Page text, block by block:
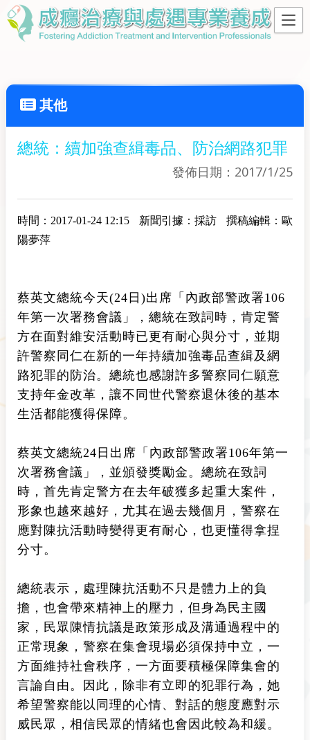
其他
總統：續加強查緝毒品、防治網路犯罪
發佈日期：2017/1/25
時間：2017-01-24 12:15 新聞引據：採訪
撰稿編輯：歐
陽夢萍
蔡英文總統今天(24日)出席「內政部警政署106
年第一次署務會議」，總統在致詞時，肯定警
方在面對維安活動時已更有耐心與分寸，並期
許警察同仁在新的一年持續加強毒品查緝及網
路犯罪的防治。總統也感謝許多警察同仁願意
支持年金改革，讓不同世代警察退休後的基本
生活都能獲得保障。
蔡英文總統24日出席「內政部警政署106年第一
次署務會議」，並頒發獎勵金。總統在致詞
時，首先肯定警方在去年破獲多起重大案件，
形象也越來越好，尤其在過去幾個月，警察在
應對陳抗活動時變得更有耐心，也更懂得拿捏
分寸。
總統表示，處理陳抗活動不只是體力上的負
擔，也會帶來精神上的壓力，但身為民主國
家，民眾陳情抗議是政策形成及溝通過程中的
正常現象，警察在集會現場必須保持中立，一
方面維持社會秩序，一方面要積極保障集會的
言論自由。因此，除非有立即的犯罪行為，她
希望警察能以同理的心情、對話的態度應對示
威民眾，相信民眾的情緒也會因此較為和緩。